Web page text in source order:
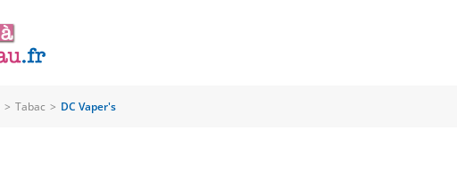
> Tabac > DC Vaper's